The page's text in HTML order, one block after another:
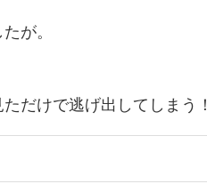
が。
だけで逃げ出してしまう！